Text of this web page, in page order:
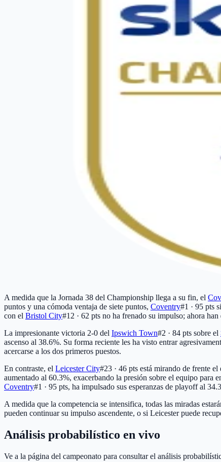
A medida que la Jornada 38 del Championship llega a su fin, el
puntos y una cómoda ventaja de siete puntos, Coventry#1 · 95 pts
con el Bristol City#12 · 62 pts no ha frenado su impulso; ahora
La impresionante victoria 2-0 del Ipswich Town#2 · 84 pts sobre el
ascenso al 38.6%. Su forma reciente les ha visto entrar
acercarse a los dos primeros puestos.
En contraste, el Leicester City#23 · 46 pts está mirando de frente el
aumentado al 60.3%, exacerbando la presión sobre el equipo para
Coventry#1 · 95 pts, ha impulsado sus esperanzas de playoff al
A medida que la competencia se intensifica, todas las miradas
pueden continuar su impulso ascendente, o si Leicester puede
Análisis probabilístico en vivo
Ve a la página del campeonato para consultar el análisis